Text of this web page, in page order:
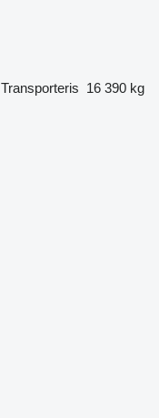
Transporteris 16 390 kg